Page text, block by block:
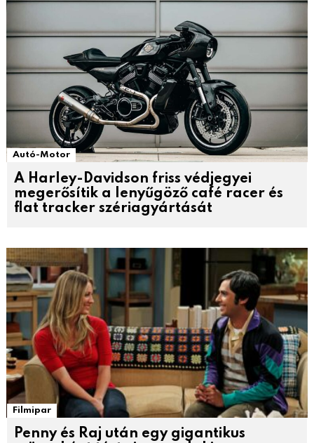
Autó-Motor
A Harley-Davidson friss védjegyei
megerősítik a lenyűgöző café racer és
flat tracker szériagyártását
Filmipar
Penny és Raj után egy gigantikus